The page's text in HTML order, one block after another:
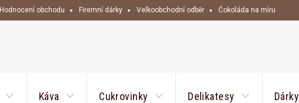
Hodnocení obchodu Firemní dárky Velkoobchodní odběr Čokoláda na míru
Káva Cukrovinky Delikatesy Dárky